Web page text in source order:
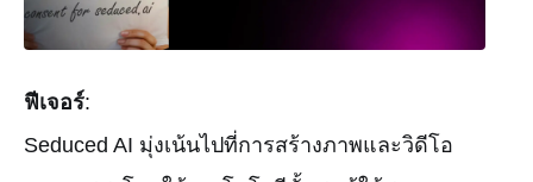
ฟีเจอร์:
Seduced AI มุ่งเน้นไปที่การสร้างภาพและวิดีโอ